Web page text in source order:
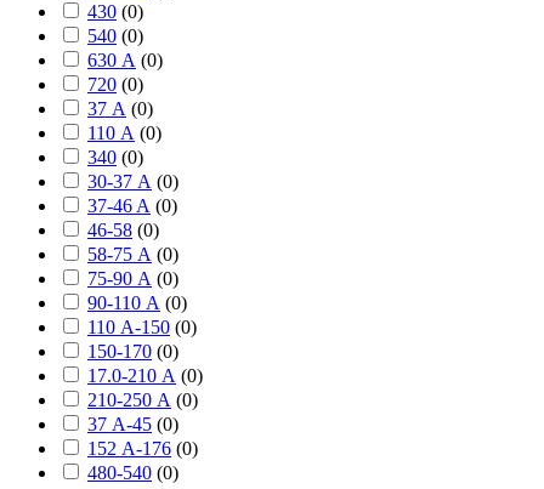
430 (0)
540 (0)
630 А (0)
720 (0)
37 А (0)
110 А (0)
340 (0)
30-37 А (0)
37-46 A (0)
46-58 (0)
58-75 А (0)
75-90 А (0)
90-110 А (0)
110 А-150 (0)
150-170 (0)
17.0-210 А (0)
210-250 А (0)
37 А-45 (0)
152 А-176 (0)
480-540 (0)